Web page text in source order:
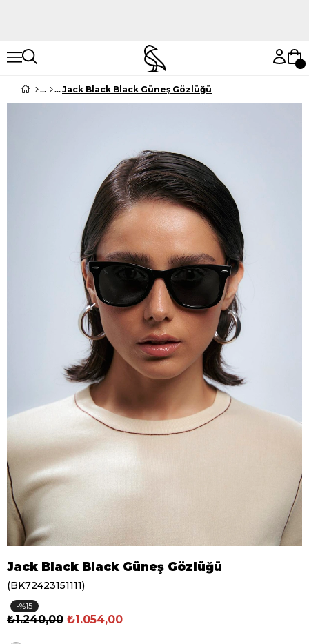
Jack Black Black Güneş Gözlüğü
Jack Black Black Güneş Gözlüğü
(BK72423151111)
15
₺1.240,00 ₺1.054,00